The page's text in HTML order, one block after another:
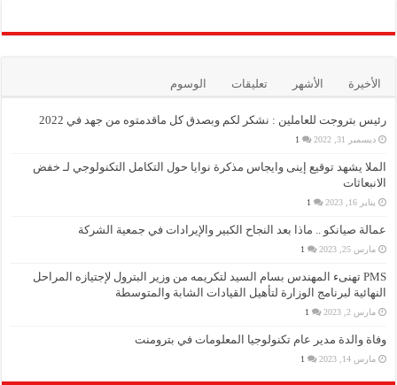
الأخيرة الأشهر تعليقات الوسوم
رئيس بتروجت للعاملين : نشكر لكم وبصدق كل ماقدمتوه من جهد في 2022
ديسمبر 31, 2022 1
الملا يشهد توقيع إينى وايجاس مذكرة نوايا حول التكامل التكنولوجي لـ خفض
الانبعاثات
يناير 16, 2023 1
عمالة صيانكو .. ماذا بعد النجاح الكبير والإيرادات في جمعية الشركة
مارس 25, 2023 1
PMS تهنىء المهندس بسام السيد لتكريمه من وزير البترول لإجتيازه المراحل
النهائية لبرنامج الوزارة لتأهيل القيادات الشابة والمتوسطة
مارس 2, 2023 1
وفاة والدة مدير عام تكنولوجيا المعلومات في بترومنت
مارس 14, 2023 1